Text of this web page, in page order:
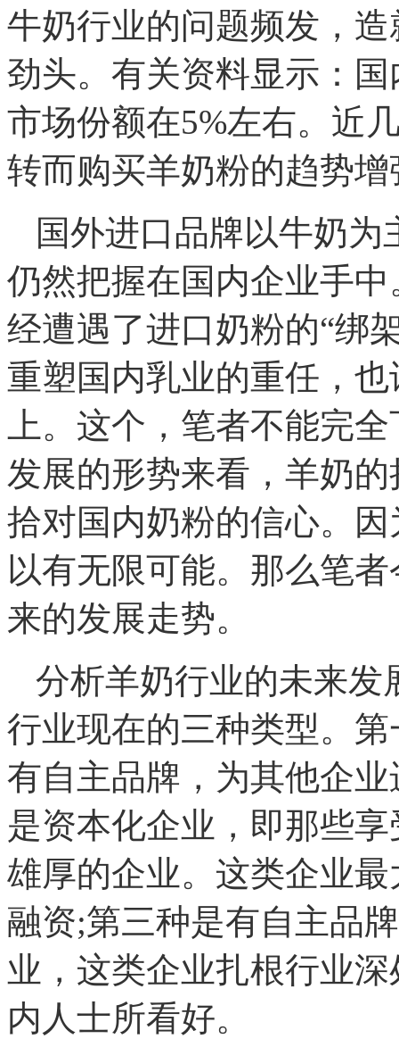
牛奶行业的问题频发，
劲头。有关资料显示：
市场份额在5%左右。近
转而购买羊奶粉的趋势
国外进口品牌以牛奶
仍然把握在国内企业手
经遭遇了进口奶粉的“绑
重塑国内乳业的重任，
上。这个，笔者不能完
发展的形势来看，羊奶
拾对国内奶粉的信心。
以有无限可能。那么笔
来的发展走势。
分析羊奶行业的未来发
行业现在的三种类型。
有自主品牌，为其他企
是资本化企业，即那些
雄厚的企业。这类企业
融资;第三种是有自主品
业，这类企业扎根行业
内人士所看好。